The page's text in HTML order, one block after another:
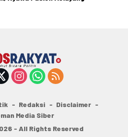
Redaksi
Disclaimer
Media Siber
- All Rights Reserved